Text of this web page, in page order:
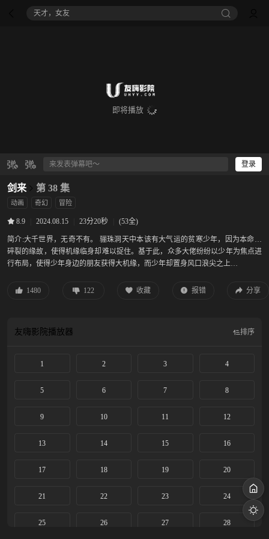
天才，女友
即将播放
登录
剑来 第 38 集
动画 奇幻 冒险
8.9 2024.08.15 23分20秒 (53全)
简介:大千世界，无奇不有。 骊珠洞天中本该有大气运的贫寒少年，因为本命瓷
碎裂的缘故，使得机缘临身却难以捉住。基于此，众多大佬纷纷以少年为焦点进
行布局，使得少年身边的朋友获得大机缘，而少年却置身风口浪尖之上…
1480 122 收藏 报错 分享
友嗨影院播放器 排序
1 2 3 4
5 6 7 8
9 10 11 12
13 14 15 16
17 18 19 20
21 22 23 24
25 26 27 28